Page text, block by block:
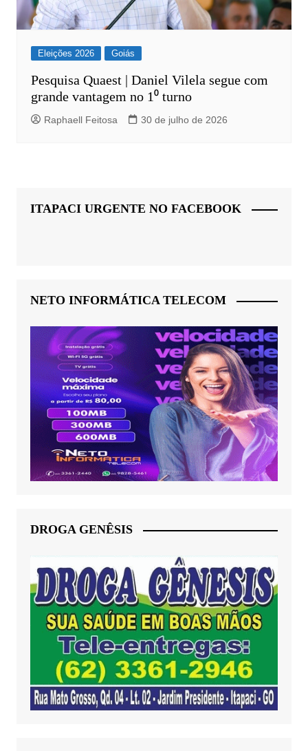
Eleições 2026 Goiás
Pesquisa Quaest | Daniel Vilela segue com
grande vantagem no 1⁰ turno
Raphaell Feitosa 30 de julho de 2026
ITAPACI URGENTE NO FACEBOOK
NETO INFORMÁTICA TELECOM
DROGA GENÊSIS